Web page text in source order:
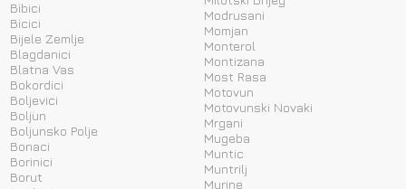
Bibici
Bicici
Bijele Zemlje
Blagdanici
Blatna Vas
Bokordici
Boljevici
Boljun
Boljunsko Polje
Bonaci
Borinici
Borut
Modrusani
Momjan
Monterol
Montizana
Most Rasa
Motovun
Motovunski Novaki
Mrgani
Mugeba
Muntic
Muntrilj
Murine